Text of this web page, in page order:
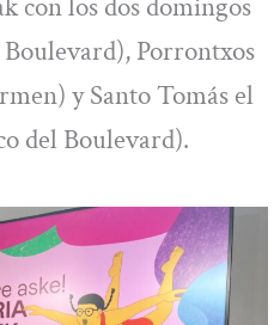
con los dos domingos
Porrontxos
y Santo Tomás el
del Boulevard).